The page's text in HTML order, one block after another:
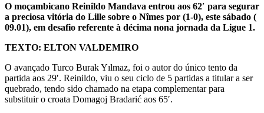
O moçambicano Reinildo Mandava entrou aos 62′ para segurar
a preciosa vitória do Lille sobre o Nîmes por (1-0), este sábado (
09.01), em desafio referente à décima nona jornada da Ligue 1.
TEXTO: ELTON VALDEMIRO
O avançado Turco Burak Yılmaz, foi o autor do único tento da
partida aos 29′. Reinildo, viu o seu ciclo de 5 partidas a titular a ser
quebrado, tendo sido chamado na etapa complementar para
substituir o croata Domagoj Bradarić aos 65′.